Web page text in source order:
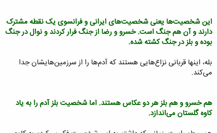
این شخصیت‌ها یعنی شخصیت‌های ایرانی و فرانسوی یک نقطه مشترک
دارند و آن هم جنگ است. خسرو و رضا از جنگ فرار کردند و نوال در جنگ
بوده و بلز در جنگ کشته شده.
بله، اینها قربانی نزاع‌هایی هستند که آدم‌ها را از سرزمین‌هایشان جدا
می‌کند.
هم خسرو و هم بلز هر دو عکاس هستند. اما شخصیت بلز آدم را به یاد
کاوه گلستان می‌اندازد.